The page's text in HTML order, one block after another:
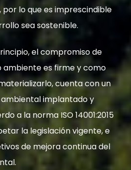
lo que es imprescindible
sea sostenible.
el compromiso de
ambiente es firme y como
cuenta con un
implantado y
a la norma ISO 14001:2015
la legislación vigente, e
de mejora continua del